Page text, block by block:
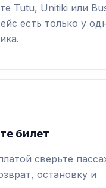
Tutu, Unitiki или
есть только у
билет
сверьте
остановку и